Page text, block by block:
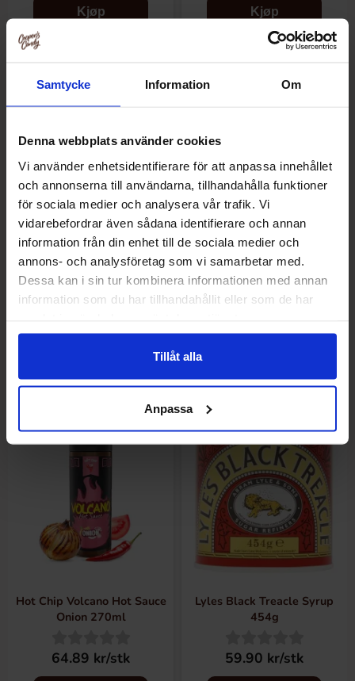
Samtycke Information Om
Denna webbplats använder cookies
Vi använder enhetsidentifierare för att anpassa innehållet
och annonserna till användarna, tillhandahålla funktioner
för sociala medier och analysera vår trafik. Vi
vidarebefordrar även sådana identifierare och annan
information från din enhet till de sociala medier och
annons- och analysföretag som vi samarbetar med.
Dessa kan i sin tur kombinera informationen med annan
information som du har tillhandahållit eller som de har
Tillåt alla
Anpassa
Kjøp Kjøp
Kelloggs Froot Loops Flingor
320g
Hot Chip Volcano Hot Sauce
Sweet Chilli 270ml
Hot Chip Volcano Hot Sauce
Onion 270ml
64.89 kr/stk
Lyles Black Treacle Syrup
454g
59.90 kr/stk